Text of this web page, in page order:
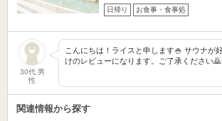
日帰り お食事・食事処
30代 男
性
こんにちは！ライスと申します🍚 サウナが
けのレビューになります。ご了承ください
関連情報から探す